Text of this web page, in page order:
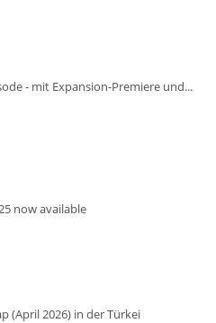
- mit Expansion-Premiere und...
now available
(April 2026) in der Türkei